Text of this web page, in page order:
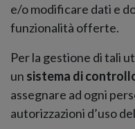
e/o modificare dati e
funzionalità offerte.
Per la gestione di tali
un sistema di
assegnare ad ogni
autorizzazioni d’uso